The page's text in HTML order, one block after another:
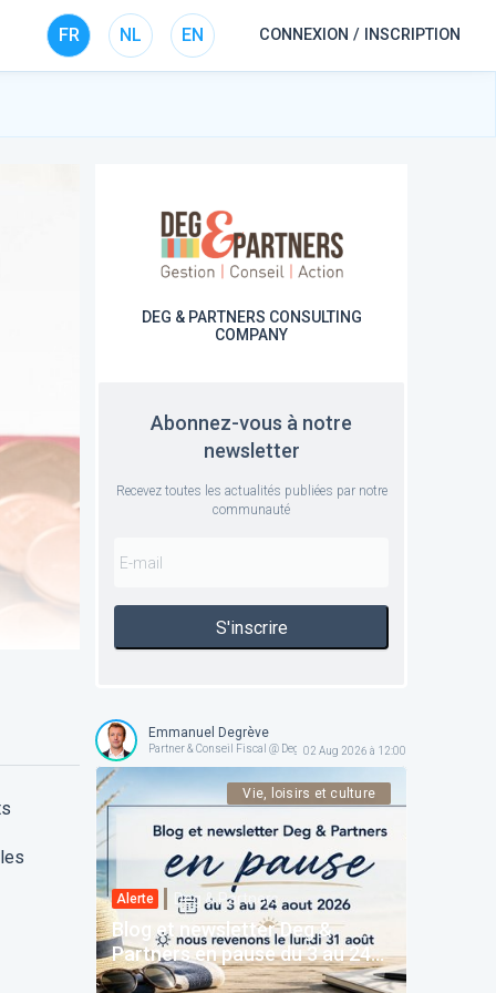
FR NL EN CONNEXION / INSCRIPTION
DEG & PARTNERS CONSULTING
COMPANY
Abonnez-vous à notre
newsletter
Recevez toutes les actualités publiées par notre
communauté
S'inscrire
Emmanuel Degrève
Partner & Conseil Fiscal @ Deg & Partners02 Aug 2026 à 12:00
Vie, loisirs et culture
Alerte Deg & Partners
Blog et newsletter Deg &
Partners en pause du 3 au 24
août 2026